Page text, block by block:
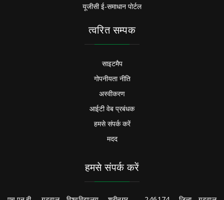
यूजीसी ई-समाधान पोर्टल
त्वरित सम्पक
साइटमैप
गोपनीयता नीति
अस्वीकरण
आईटी वेब प्रबंधक
हमसे संपर्क करें
मदद
हमसे संपर्क करें